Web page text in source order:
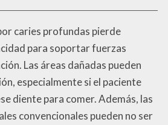
caries profundas pierde
para soportar fuerzas
Las áreas dañadas pueden
especialmente si el paciente
diente para comer. Además, las
convencionales pueden no ser